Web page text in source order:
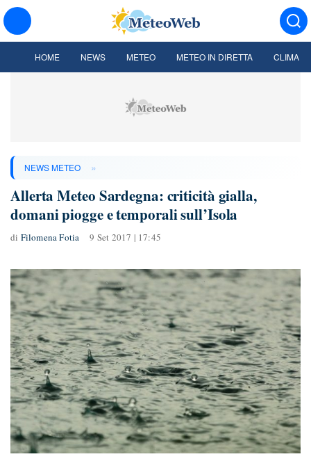
HOME NEWS METEO METEO IN DIRETTA CLIMA
NEWS METEO »
Allerta Meteo Sardegna: criticità gialla,
domani piogge e temporali sull’Isola
di Filomena Fotia 9 Set 2017 | 17:45